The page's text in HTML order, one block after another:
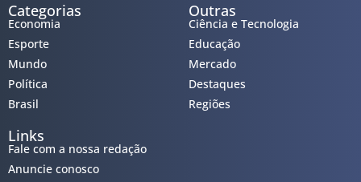
Categorias
Economia
Esporte
Mundo
Política
Brasil
Outras
Ciência e Tecnologia
Educação
Mercado
Destaques
Regiões
Links
Fale com a nossa redação
Anuncie conosco